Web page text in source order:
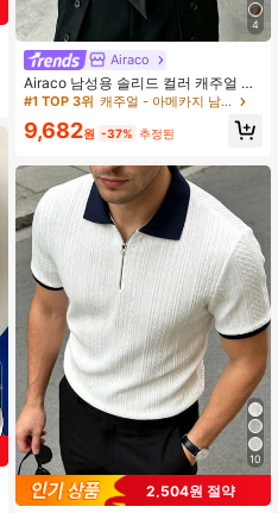
4
Airaco
Airaco 남성용 솔리드 컬러 캐주얼 버
서타일 반팔 셔츠 일상 착용용
#1 TOP 3위 캐주얼 - 아메카지 남성 셔츠
9,682원 -37% 추정된
10
2,504원 절약